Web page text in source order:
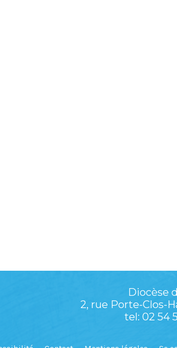
Diocèse
2, rue Porte-Clos-
tel: 02 54